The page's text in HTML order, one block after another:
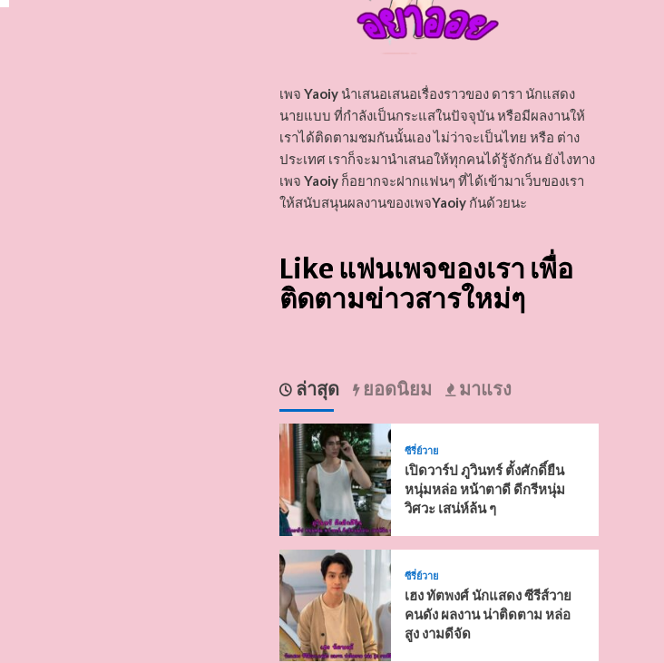
เพจ Yaoiyนำเสนอเสนอเรื่องราวของ ดารา นักแสดง
นายแบบ ที่กำลังเป็นกระแสในปัจจุบัน หรือมีผลงานให้
เราได้ติดตามชมกันนั้นเอง ไม่ว่าจะเป็นไทย หรือ ต่าง
ประเทศ เราก็จะมานำเสนอให้ทุกคนได้รู้จักกัน ยังไงทาง
เพจ Yaoiyก็อยากจะฝากแฟนๆ ที่ได้เข้ามาเว็บของเรา
ให้สนับสนุนผลงานของเพจYaoiyกันด้วยนะ
Like แฟนเพจของเรา เพื่อ
ติดตามข่าวสารใหม่ๆ
ล่าสุด ยอดนิยม มาแรง
ซีรี่ย์วาย
เปิดวาร์ป ภูวินทร์ ตั้งศักดิ์ยืน
หนุ่มหล่อ หน้าตาดี ดีกรีหนุ่ม
วิศวะ เสน่ห์ล้น ๆ
ซีรี่ย์วาย
เฮง ทัตพงศ์ นักแสดง ซีรีส์วาย
คนดัง ผลงาน น่าติดตาม หล่อ
สูง งามดีจัด